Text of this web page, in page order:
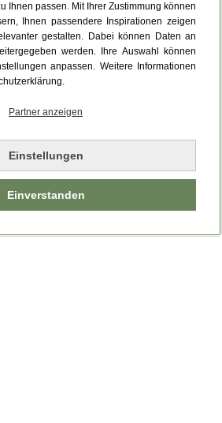
Ihnen passen. Mit Ihrer Zustimmung können
Ihnen passendere Inspirationen zeigen
gestalten. Dabei können Daten an
werden. Ihre Auswahl können
anpassen. Weitere Informationen
Partner anzeigen
Einstellungen
Einverstanden
schiefgelaufen.
Fehler aufgetreten.
Sie die Seite neu.